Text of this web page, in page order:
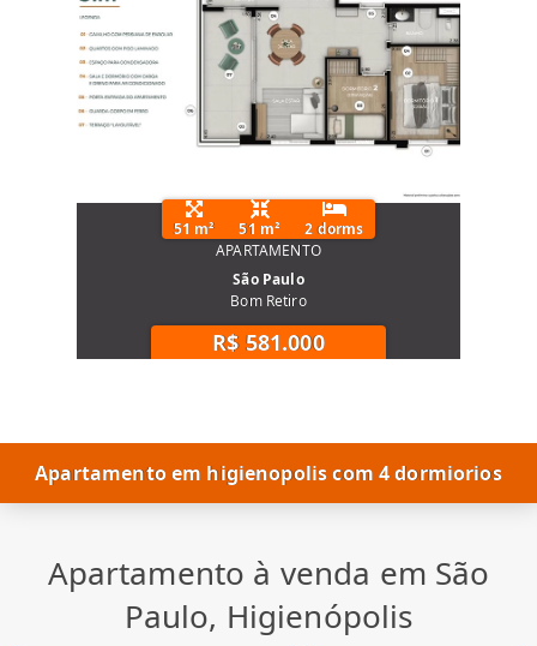
51 m² 51 m²
2 dorms
APARTAMENTO
São Paulo
Bom Retiro
R$ 581.000
Apartamento em higienopolis com 4 dormiorios
Apartamento à venda em São
Paulo, Higienópolis